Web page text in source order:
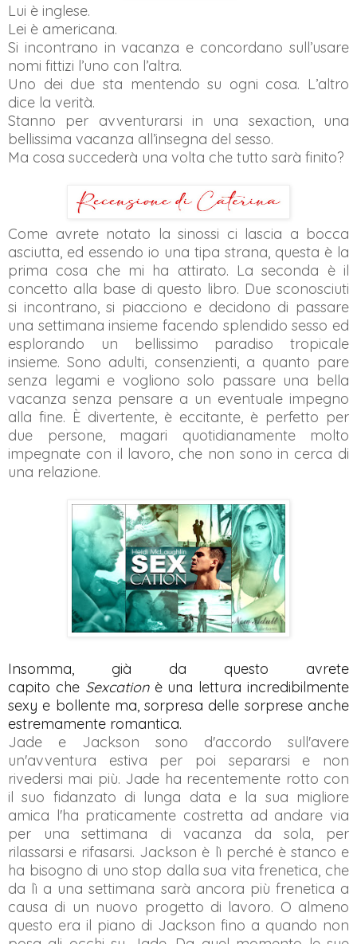
Lui è inglese.
Lei è americana.
Si incontrano in vacanza e concordano sull’usare
nomi fittizi l’uno con l’altra.
Uno dei due sta mentendo su ogni cosa. L’altro
dice la verità.
Stanno per avventurarsi in una sexaction, una
bellissima vacanza all’insegna del sesso.
Ma cosa succederà una volta che tutto sarà finito?
Come avrete notato la sinossi ci lascia a bocca
asciutta, ed essendo io una tipa strana, questa è la
prima cosa che mi ha attirato. La seconda è il
concetto alla base di questo libro. Due sconosciuti
si incontrano, si piacciono e decidono di passare
una settimana insieme facendo splendido sesso ed
esplorando un bellissimo paradiso tropicale
insieme. Sono adulti, consenzienti, a quanto pare
senza legami e vogliono solo passare una bella
vacanza senza pensare a un eventuale impegno
alla fine. È divertente, è eccitante, è perfetto per
due persone, magari quotidianamente molto
impegnate con il lavoro, che non sono in cerca di
una relazione.
Insomma, già da questo avrete
capito che Sexcationè una lettura incredibilmente
sexy e bollente ma, sorpresa delle sorprese anche
estremamente romantica.
Jade e Jackson sono d'accordo sull'avere
un'avventura estiva per poi separarsi e non
rivedersi mai più. Jade ha recentemente rotto con
il suo fidanzato di lunga data e la sua migliore
amica l'ha praticamente costretta ad andare via
per una settimana di vacanza da sola, per
rilassarsi e rifasarsi. Jackson è lì perché è stanco e
ha bisogno di uno stop dalla sua vita frenetica, che
da lì a una settimana sarà ancora più frenetica a
causa di un nuovo progetto di lavoro. O almeno
questo era il piano di Jackson fino a quando non